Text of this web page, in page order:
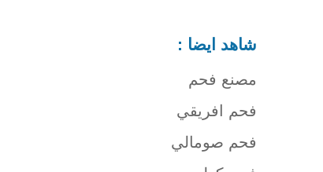
شاهد ايضا :
مصنع فحم
فحم افريقي
فحم صومالي